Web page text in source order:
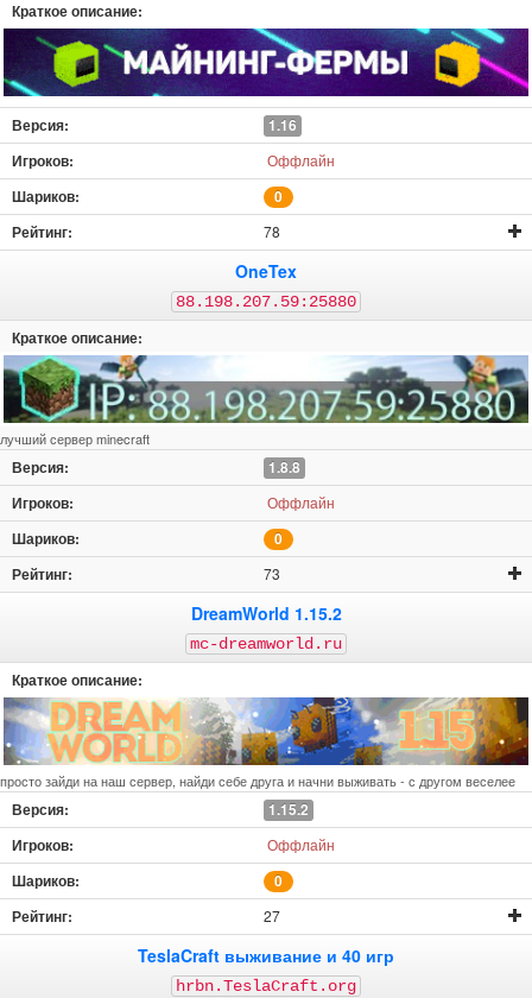
1.16
Оффлайн
0
78
OneTex
88.198.207.59:25880
лучший сервер minecraft
1.8.8
Оффлайн
0
73
DreamWorld 1.15.2
mc-dreamworld.ru
просто зайди на наш сервер, найди себе друга и начни выживать - с другом веселее
1.15.2
Оффлайн
0
27
TeslaCraft выживание и 40 игр
hrbn.TeslaCraft.org